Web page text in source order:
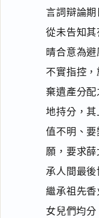
言詞辯論
從未告知
晴合意為
不實指控
棄遺產分
地持分，
值不明、
願，要求
承人間最
繼承祖先
女兒們均分